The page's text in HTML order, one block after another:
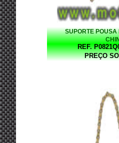
SUPORTE POUSA
REF.
PREÇO